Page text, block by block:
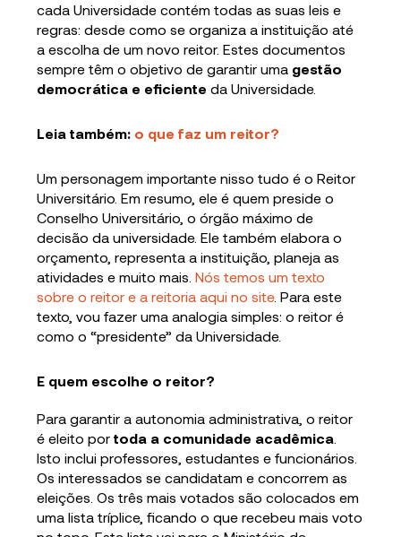
cada Universidade contém todas as suas leis e
regras: desde como se organiza a instituição até
a escolha de um novo reitor. Estes documentos
sempre têm o objetivo de garantir uma gestão
democrática e eficiente da Universidade.
Leia também: o que faz um reitor?
Um personagem importante nisso tudo é o Reitor
Universitário. Em resumo, ele é quem preside o
Conselho Universitário, o órgão máximo de
decisão da universidade. Ele também elabora o
orçamento, representa a instituição, planeja as
atividades e muito mais.Nós temos um texto
sobre o reitor e a reitoria aqui no site. Para este
texto, vou fazer uma analogia simples: o reitor é
como o “presidente” da Universidade.
E quem escolhe o reitor?
Para garantir a autonomia administrativa, o reitor
é eleito portoda a comunidade acadêmica
Isto inclui professores, estudantes e funcionários.
Os interessados se candidatam e concorrem as
eleições. Os três mais votados são colocados em
uma lista tríplice, ficando o que recebeu mais voto